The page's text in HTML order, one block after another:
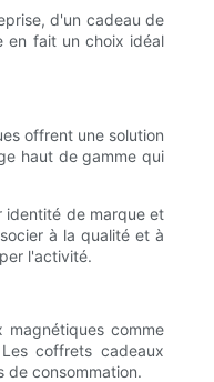
d'un cadeau de
en fait un choix idéal
offrent une solution
haut de gamme qui
identité de marque et
à la qualité et à
l'activité.
comme
coffrets cadeaux
de consommation.